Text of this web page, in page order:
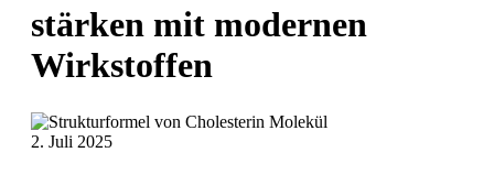
stärken mit modernen
Wirkstoffen
2. Juli 2025